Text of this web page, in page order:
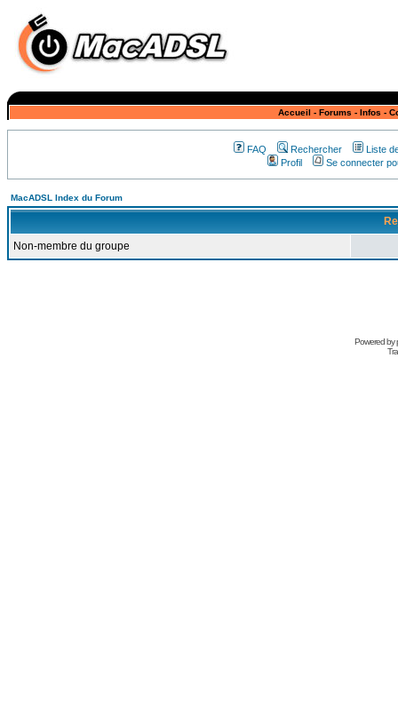
Accueil - Forums - Infos -
FAQ Rechercher
Liste
Profil
Se connecter
MacADSL Index du Forum
Non-membre du groupe
Powered by